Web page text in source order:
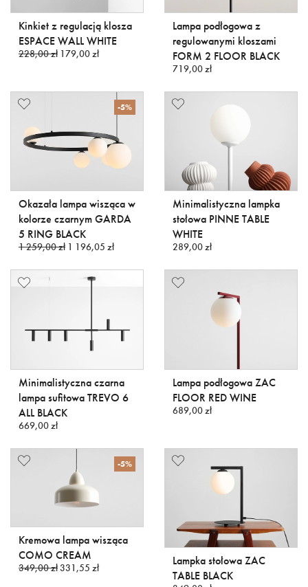
Kinkiet z regulacją klosza
ESPACE WALL WHITE
228,00 zł 179,00 zł
Lampa podłogowa z
regulowanymi kloszami
FORM 2 FLOOR BLACK
719,00 zł
-5%
Okazała lampa wisząca w
kolorze czarnym GARDA
5 RING BLACK
1 259,00 zł 1 196,05 zł
Minimalistyczna lampka
stołowa PINNE TABLE
WHITE
289,00 zł
Minimalistyczna czarna
lampa sufitowa TREVO 6
ALL BLACK
669,00 zł
Lampa podłogowa ZAC
FLOOR RED WINE
689,00 zł
-5%
Kremowa lampa wisząca
COMO CREAM
349,00 zł331,55 zł
Lampka stołowa ZAC
TABLE BLACK